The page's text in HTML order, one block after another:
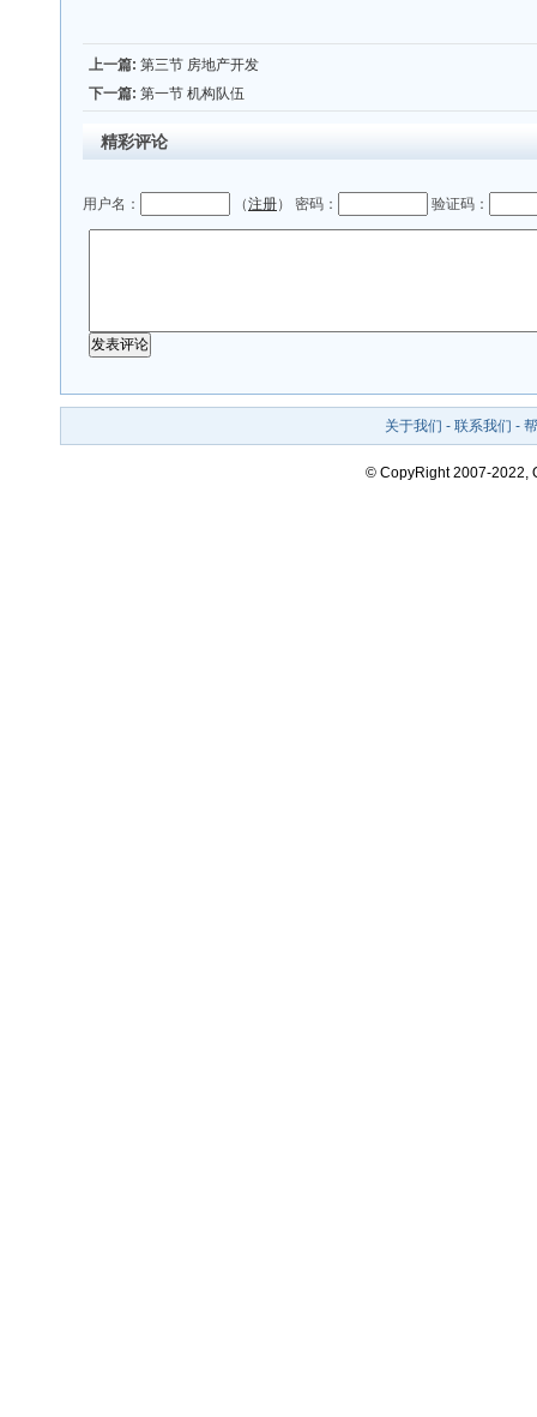
上一篇: 第三节 房地产开发
下一篇: 第一节 机构队伍
精彩评论
用户名： （注册） 密码： 验证码：
关于我们 - 联系我们 -
© CopyRight 2007-2022,